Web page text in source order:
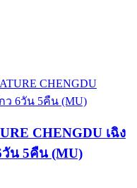
CHENGDU เฉิง
วัน 5คืน (MU)